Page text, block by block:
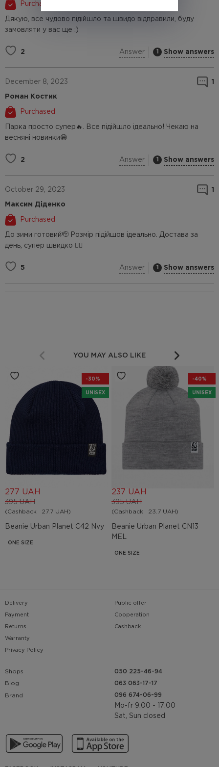
Purchased
Дякую, все чудово підійшло та швидо відправили, буду
замовляти у вас ще :)
2 Answer 1 Show answers
December 8, 2023 1
Роман Костик
Purchased
Парка просто супер🔥. Все підійшло ідеально! Чекаю на
весняні новинки😁
2 Answer 1 Show answers
October 29, 2023 1
Максим Діденко
Purchased
До зими готовий🫡 Розмір підійшов ідеально. Достава за
день, супер швидко 👍🏻
5 Answer 1 Show answers
YOU MAY ALSO LIKE
-30%
UNISEX
Beanie Urban Planet C42 Nvy
395 UAH
277 UAH
(Cashback 27.7 UAH)
ONE SIZE
-40%
UNISEX
Beanie Urban Planet СN13
MEL
395 UAH
237 UAH
(Cashback 23.7 UAH)
ONE SIZE
Delivery
Payment
Returns
Warranty
Privacy Policy
Public offer
Cooperation
Cashback
Shops
Blog
Brand
050 225-46-94
063 063-17-17
096 674-06-99
Mo-fr 9:00 - 17:00
Sat, Sun closed